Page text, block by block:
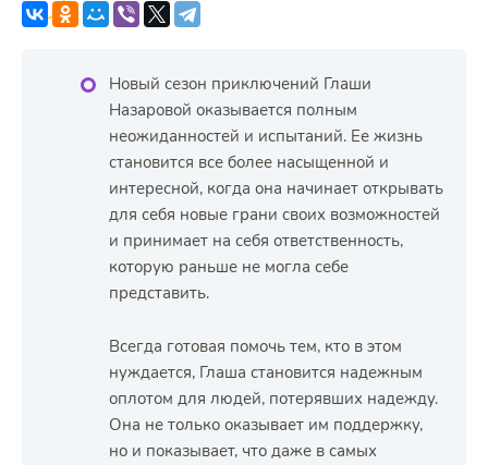
Новый сезон приключений Глаши
Назаровой оказывается полным
неожиданностей и испытаний. Ее жизнь
становится все более насыщенной и
интересной, когда она начинает открывать
для себя новые грани своих возможностей
и принимает на себя ответственность,
которую раньше не могла себе
представить.
Всегда готовая помочь тем, кто в этом
нуждается, Глаша становится надежным
оплотом для людей, потерявших надежду.
Она не только оказывает им поддержку,
но и показывает, что даже в самых